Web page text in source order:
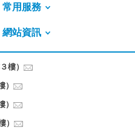
常用服務
網站資訊
樓）